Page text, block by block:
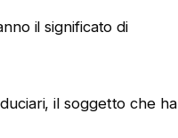
il significato di
il soggetto che ha